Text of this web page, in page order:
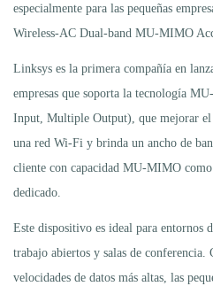
especialmente para las pequeñas
Wireless-AC Dual-band MU-MIMO
Linksys es la primera compañía en
empresas que soporta la tecnología
Input, Multiple Output), que mejorar
una red Wi-Fi y brinda un ancho de
cliente con capacidad MU-MIMO
dedicado.
Este dispositivo es ideal para entornos
trabajo abiertos y salas de conferencia.
velocidades de datos más altas, las